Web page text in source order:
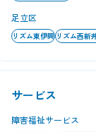
足立区
リズム東伊興リズム西新
サービス
障害福祉サービス